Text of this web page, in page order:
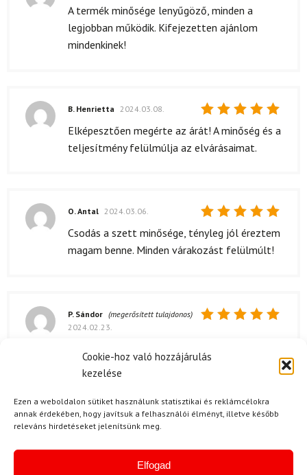
Cookie-hoz való hozzájárulás
kezelése
Ezen a weboldalon sütiket használunk statisztikai és reklámcélokra
annak érdekében, hogy javítsuk a felhasználói élményt, illetve később
releváns hirdetéseket jelenítsünk meg.
Elfogad
Értékelés:
5
A termék minősége lenyűgöző, minden a
legjobban működik. Kifejezetten ajánlom
mindenkinek!
Értékelés:
B. Henrietta 2024.03.08.
Elképesztően megérte az árát! A minőség és a
teljesítmény felülmúlja az elvárásaimat.
Értékelés:
5
/ 5
O. Antal 2024.03.06.
Csodás a szett minősége, tényleg jól éreztem
magam benne. Minden várakozást felülmúlt!
P. Sándor (megerősített tulajdonos)
2024.02.23.
cipő teljesen passzol, de mindenkeppen egy
Nagyon örülök, hogy ezt a terep szettet